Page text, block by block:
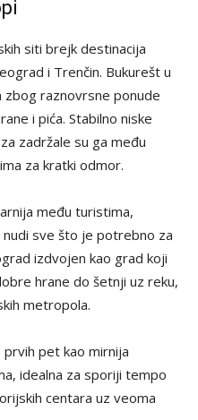
siti brejk destinacija
i Trenčin. Bukurešt u
zbog raznovrsne ponude
i pića. Stabilno niske
zadržale su ga među
za kratki odmor.
među turistima,
sve što je potrebno za
izdvojen kao grad koji
hrane do šetnji uz reku,
metropola.
prvih pet kao mirnija
idealna za sporiji tempo
centara uz veoma